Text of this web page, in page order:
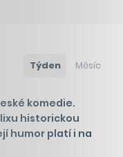
Týden Měsíc
komedie.
historickou
humor platí i na